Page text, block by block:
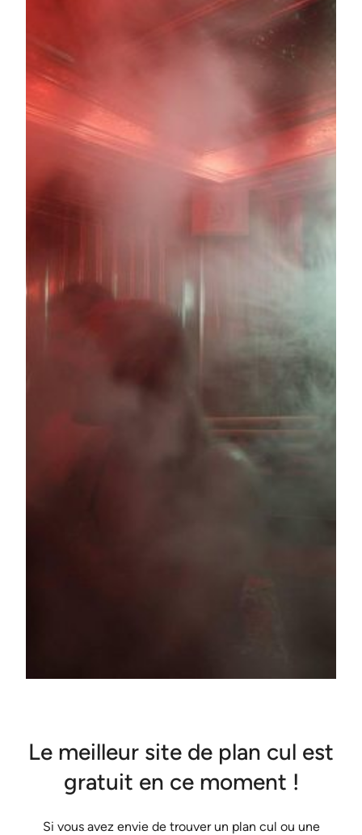
Le meilleur site de plan cul est
gratuit en ce moment !
Si vous avez envie de trouver un plan cul ou une